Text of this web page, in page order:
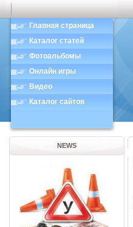
Главная страница
Каталог статей
Фотоальбомы
Онлайн игры
Видео
Каталог сайтов
NEWS